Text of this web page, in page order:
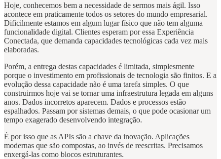
Hoje, conhecemos bem a necessidade de sermos mais ágil. Isso
acontece em praticamente todos os setores do mundo empresarial.
Dificilmente estamos em algum lugar físico que não tem alguma
funcionalidade digital. Clientes esperam por essa Experiência
Conectada, que demanda capacidades tecnológicas cada vez mais
elaboradas.
Porém, a entrega destas capacidades é limitada, simplesmente
porque o investimento em profissionais de tecnologia são finitos. E a
evolução dessa capacidade não é uma tarefa simples. O que
construirmos hoje vai se tornar uma infraestrutura legada em alguns
anos. Dados incorretos aparecem. Dados e processos estão
espalhados. Passam por sistemas demais, o que pode ocasionar um
tempo exagerado desenvolvendo integração.
É por isso que as APIs são a chave da inovação. Aplicações
modernas que são compostas, ao invés de reescritas. Precisamos
enxergá-las como blocos estruturantes.